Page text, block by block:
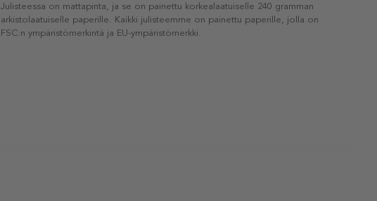
Julisteessa on mattapinta, ja se on painettu korkealaatuiselle 240 gramman
arkistolaatuiselle paperille. Kaikki julisteemme on painettu paperille, jolla on
FSC:n ympäristömerkintä ja EU-ympäristömerkki.